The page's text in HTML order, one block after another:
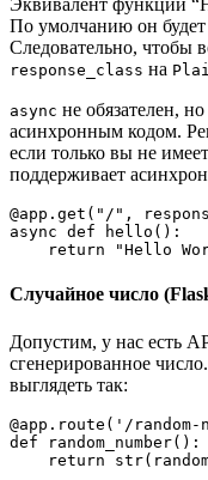
Эквивалент функции
По умолчанию он будет
Следовательно, чтобы
response_class на
async не обязателен,
асинхронным кодом.
если только вы не
поддерживает
@app.get("/",
async def hello():
return "Hello
Случайное число
Допустим, у нас есть
сгенерированное
выглядеть так:
@app.route('/random-
def random_number():
return